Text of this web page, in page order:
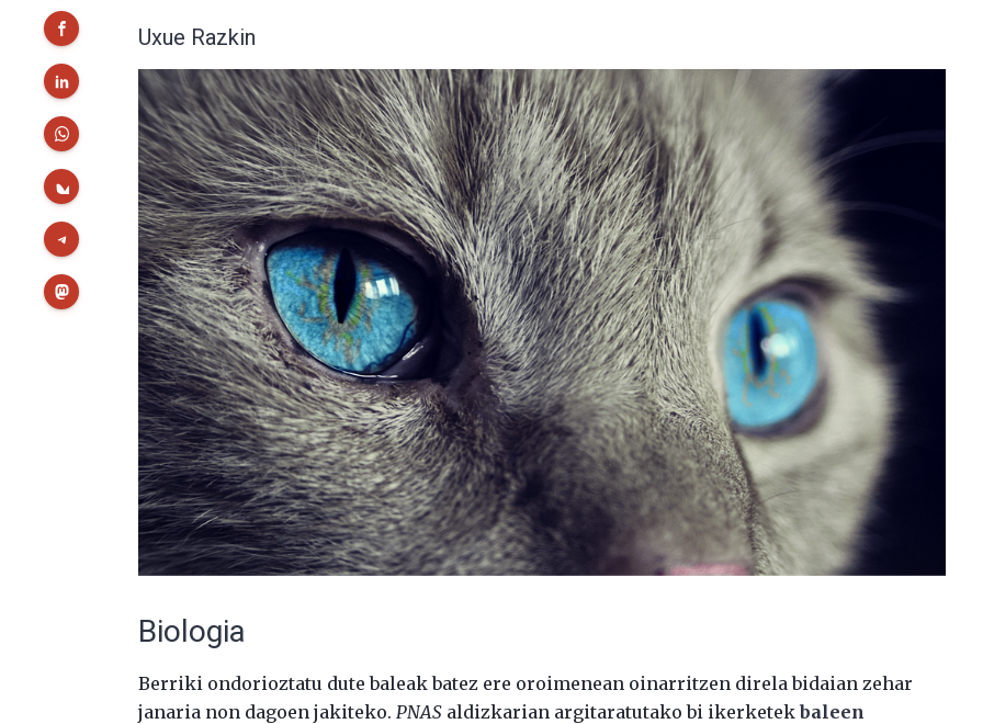
Uxue Razkin
Biologia
Berriki ondorioztatu dute baleak batez ere oroimenean oinarritzen direla bidaian zehar
janaria non dagoen jakiteko. PNAS aldizkarian argitaratutako bi ikerketekbaleen